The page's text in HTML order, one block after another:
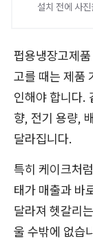
설치 전에 사
펍용냉장고제
고를 때는 제품
인해야 합니다.
향, 전기 용량,
달라집니다.
특히 케이크처
태가 매출과 바
달라져 헷갈리
울 수밖에 없습